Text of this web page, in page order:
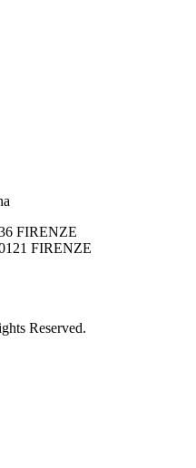
FIRENZE
FIRENZE
Reserved.